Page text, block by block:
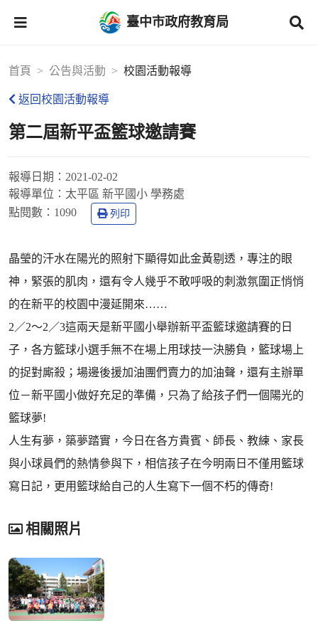
臺中市政府教育局
首頁 公告與活動 校園活動報導
返回校園活動報導
第二屆新平盃籃球邀請賽
報導日期： 2021-02-02
報導單位： 太平區 新平國小 學務處
點閱數： 1090 列印
晶瑩的汗水在陽光的照射下顯得如此金黃剔透，專注的眼
神，緊張的肌肉，還有令人幾乎不敢呼吸的刺激氛圍正悄悄
的在新平的校園中漫延開來……
2／2～2／3這兩天是新平國小舉辦新平盃籃球邀請賽的日
子，各方籃球小選手無不在場上用球技一決勝負，籃球場上
的捉對廝殺；場邊後援加油團們賣力的加油聲，還有主辦單
位－新平國小做好充足的準備，只為了給孩子們一個陽光的
籃球夢!
人生有夢，築夢踏實，今日在各方貴賓、師長、教練、家長
與小球員們的熱情參與下，相信孩子在今明兩日不僅用籃球
寫日記，更用籃球給自己的人生寫下一個不朽的傳奇!
相關照片